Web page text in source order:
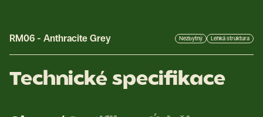
RM06 - Anthracite Grey Nezbytný Lehká struktura
Technické specifikace